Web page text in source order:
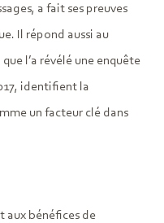
a fait ses preuves
Il répond aussi au
l’a révélé une enquête
identifient la
un facteur clé dans
aux bénéfices de